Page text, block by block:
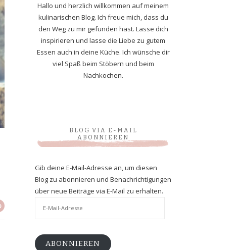
Hallo und herzlich willkommen auf meinem
kulinarischen Blog. Ich freue mich, dass du
den Weg zu mir gefunden hast. Lasse dich
inspirieren und lasse die Liebe zu gutem
Essen auch in deine Küche. Ich wünsche dir
viel Spaß beim Stöbern und beim
Nachkochen.
BLOG VIA E-MAIL
ABONNIEREN
Gib deine E-Mail-Adresse an, um diesen
Blog zu abonnieren und Benachrichtigungen
über neue Beiträge via E-Mail zu erhalten.
ABONNIEREN